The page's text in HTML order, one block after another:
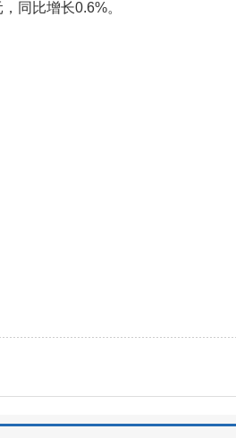
同比增长0.6%。